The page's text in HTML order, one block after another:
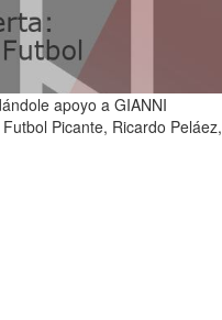
apoyo a GIANNI
Picante, Ricardo Peláez,